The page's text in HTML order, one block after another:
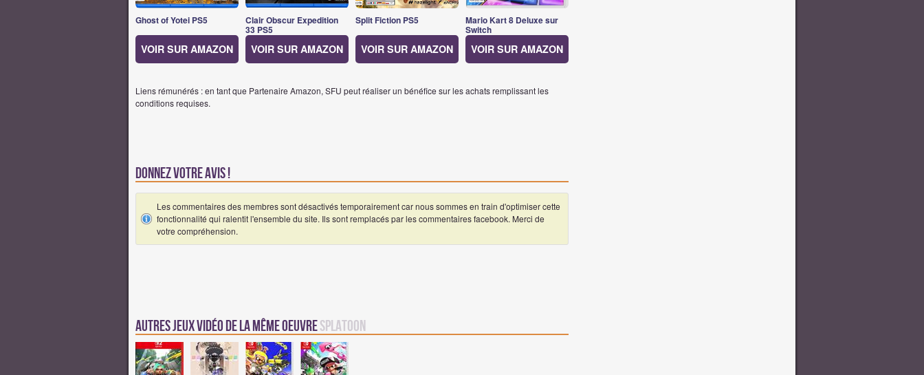
Ghost of Yotei PS5
VOIR SUR AMAZON
Clair Obscur Expedition
33 PS5
VOIR SUR AMAZON
Split Fiction PS5
VOIR SUR AMAZON
Mario Kart 8 Deluxe sur
Switch
VOIR SUR AMAZON
Liens rémunérés : en tant que Partenaire Amazon, SFU peut réaliser un bénéfice sur les achats remplissant les
conditions requises.
Donnez votre avis !
Les commentaires des membres sont désactivés temporairement car nous sommes en train d'optimiser cette
fonctionnalité qui ralentit l'ensemble du site. Ils sont remplacés par les commentaires facebook. Merci de
votre compréhension.
Autres jeux vidéo de la même oeuvreSplatoon